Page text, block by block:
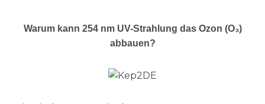
Warum kann 254 nm UV-Strahlung das Ozon (O₃)
abbauen?